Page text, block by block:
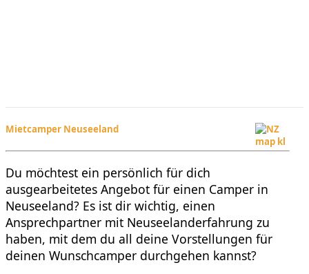
Mietcamper Neuseeland
Du möchtest ein persönlich für dich
ausgearbeitetes Angebot für einen Camper in
Neuseeland? Es ist dir wichtig, einen
Ansprechpartner mit Neuseelanderfahrung zu
haben, mit dem du all deine Vorstellungen für
deinen Wunschcamper durchgehen kannst?